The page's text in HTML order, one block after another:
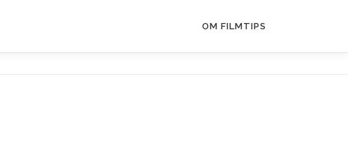
OM FILMTIPS